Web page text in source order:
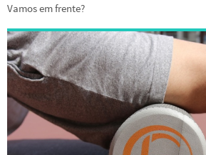
Vamos em frente?